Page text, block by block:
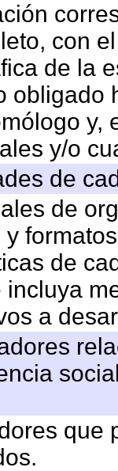
con
de la
obligado
y,
y/o
de
de
de
a
que